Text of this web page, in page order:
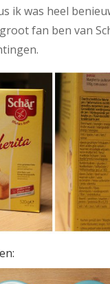
ik was heel
fan ben van